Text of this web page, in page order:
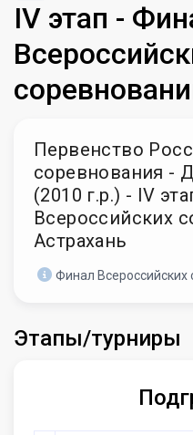
IV этап -
Первенство
соревнования -
(2010 г.р.) - IV
Всероссийских
Астрахань
Финал Всероссийских
Этапы/турниры